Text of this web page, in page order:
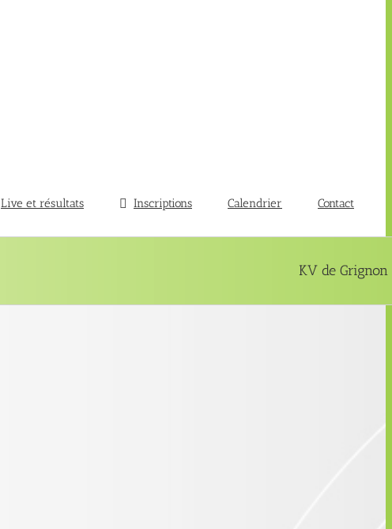
Live et résultats Inscriptions Calendrier Contact
KV de Grignon